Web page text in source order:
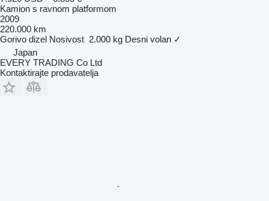
Kamion s ravnom platformom
2009
220.000 km
Gorivo dizel Nosivost 2.000 kg Desni volan ✓
Japan
EVERY TRADING Co Ltd
Kontaktirajte prodavatelja